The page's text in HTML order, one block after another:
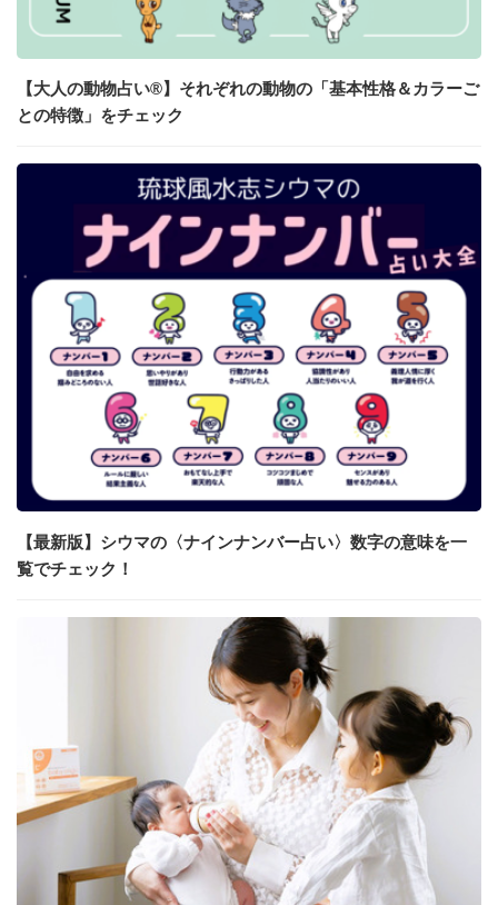
【大人の動物占い®】それぞれの動物の「基本性格＆カラーご
との特徴」をチェック
【最新版】シウマの〈ナインナンバー占い〉数字の意味を一
覧でチェック！